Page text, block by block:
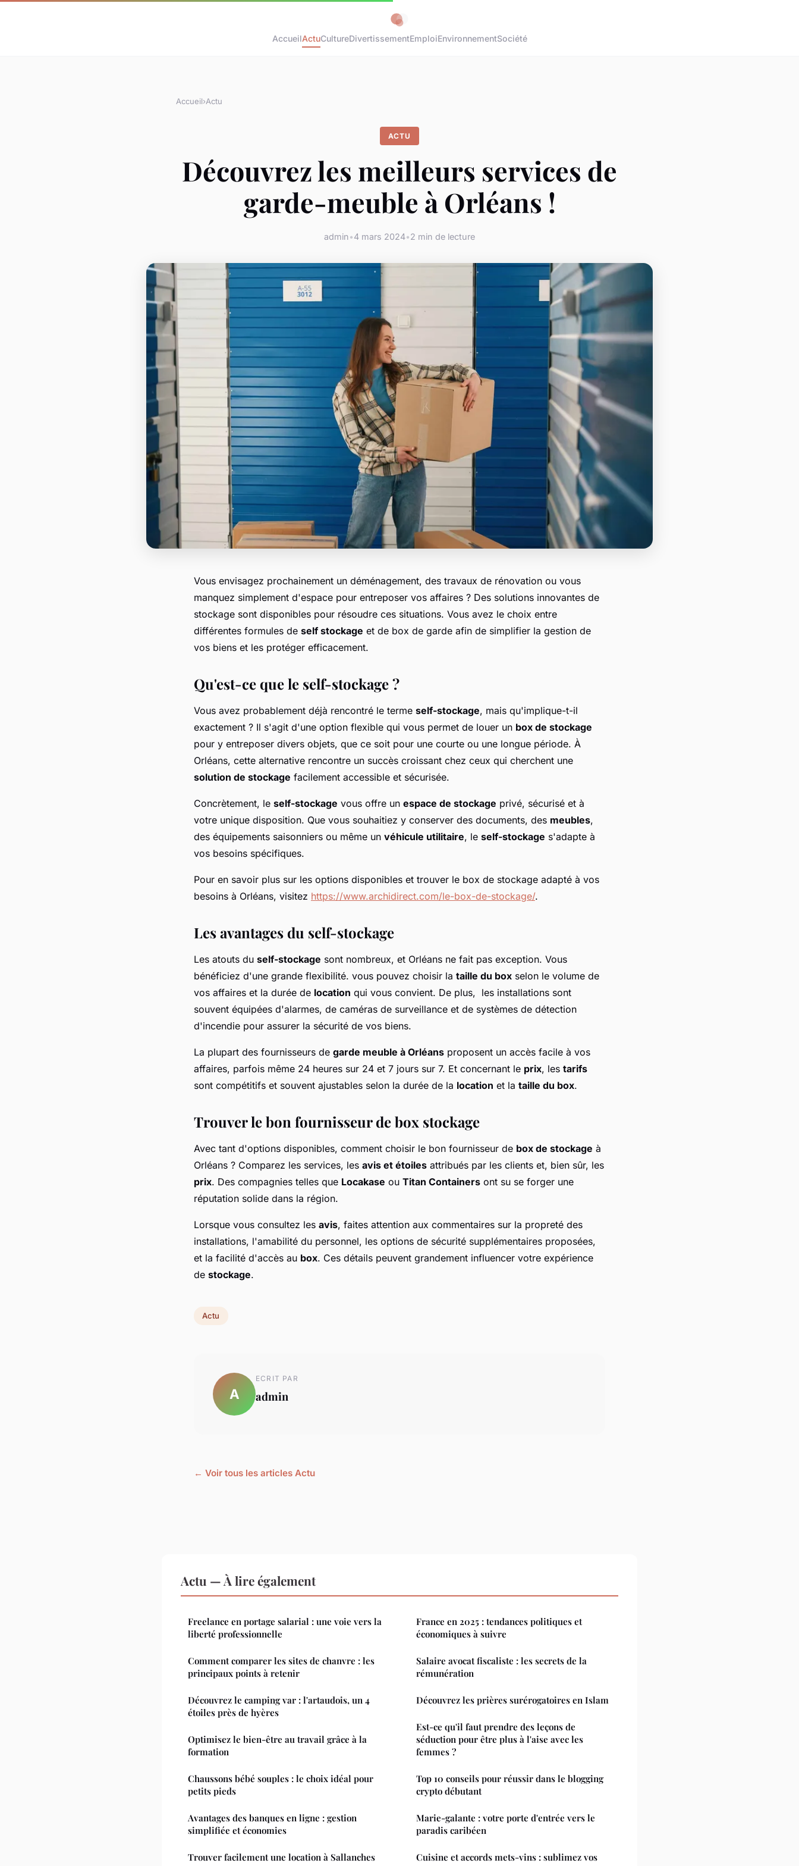
AccueilActuCultureDivertissementEmploiEnvironnementSociété
Accueil›Actu
ACTU
Découvrez les meilleurs services de
garde-meuble à Orléans !
admin•4 mars 2024•2 min de lecture
Vous envisagez prochainement un déménagement, des travaux de rénovation ou vous
manquez simplement d'espace pour entreposer vos affaires ? Des solutions innovantes de
stockage sont disponibles pour résoudre ces situations. Vous avez le choix entre
différentes formules de self stockage et de box de garde afin de simplifier la gestion de
vos biens et les protéger efficacement.
Qu'est-ce que le self-stockage ?
Vous avez probablement déjà rencontré le terme self-stockage, mais qu'implique-t-il
exactement ? Il s'agit d'une option flexible qui vous permet de louer un box de stockage
pour y entreposer divers objets, que ce soit pour une courte ou une longue période. À
Orléans, cette alternative rencontre un succès croissant chez ceux qui cherchent une
solution de stockage facilement accessible et sécurisée.
Concrètement, le self-stockage vous offre un espace de stockage privé, sécurisé et à
votre unique disposition. Que vous souhaitiez y conserver des documents, des meubles,
des équipements saisonniers ou même un véhicule utilitaire, le self-stockage s'adapte à
vos besoins spécifiques.
Pour en savoir plus sur les options disponibles et trouver le box de stockage adapté à vos
besoins à Orléans, visitez https://www.archidirect.com/le-box-de-stockage/.
Les avantages du self-stockage
Les atouts du self-stockage sont nombreux, et Orléans ne fait pas exception. Vous
bénéficiez d'une grande flexibilité. vous pouvez choisir la taille du box selon le volume de
vos affaires et la durée de location qui vous convient. De plus, les installations sont
souvent équipées d'alarmes, de caméras de surveillance et de systèmes de détection
d'incendie pour assurer la sécurité de vos biens.
La plupart des fournisseurs de garde meuble à Orléans proposent un accès facile à vos
affaires, parfois même 24 heures sur 24 et 7 jours sur 7. Et concernant le prix, les tarifs
sont compétitifs et souvent ajustables selon la durée de la location et la taille du box.
Trouver le bon fournisseur de box stockage
Avec tant d'options disponibles, comment choisir le bon fournisseur de box de stockage à
Orléans ? Comparez les services, les avis et étoiles attribués par les clients et, bien sûr, les
prix. Des compagnies telles que Locakase ou Titan Containers ont su se forger une
réputation solide dans la région.
Lorsque vous consultez les avis, faites attention aux commentaires sur la propreté des
installations, l'amabilité du personnel, les options de sécurité supplémentaires proposées,
et la facilité d'accès au box. Ces détails peuvent grandement influencer votre expérience
de stockage.
Actu
A
ECRIT PAR
admin
← Voir tous les articles Actu
Actu — À lire également
Freelance en portage salarial : une voie vers la
liberté professionnelle
Comment comparer les sites de chanvre : les
principaux points à retenir
Découvrez le camping var : l'artaudois, un 4
étoiles près de hyères
Optimisez le bien-être au travail grâce à la
formation
Chaussons bébé souples : le choix idéal pour
petits pieds
Avantages des banques en ligne : gestion
simplifiée et économies
Trouver facilement une location à Sallanches
France en 2025 : tendances politiques et
économiques à suivre
Salaire avocat fiscaliste : les secrets de la
rémunération
Découvrez les prières surérogatoires en Islam
Est-ce qu'il faut prendre des leçons de
séduction pour être plus à l'aise avec les
femmes ?
Top 10 conseils pour réussir dans le blogging
crypto débutant
Marie-galante : votre porte d'entrée vers le
paradis caribéen
Cuisine et accords mets-vins : sublimez vos